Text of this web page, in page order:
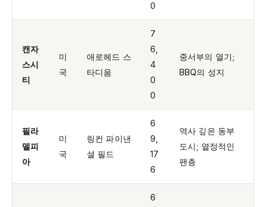
0
캔자
스시
티
미
국
애로헤드 스
타디움
7
6,
4
0
0
중서부의 열기;
BBQ의 성지
필라
델피
아
미
국
링컨 파이낸
셜 필드
6
9,
17
6
역사 깊은 동부
도시; 열정적인
팬층
6